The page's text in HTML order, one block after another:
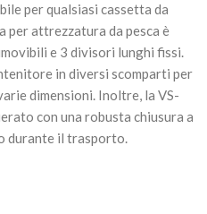
per qualsiasi cassetta da
per attrezzatura da pesca è
e 3 divisori lunghi fissi.
in diversi scomparti per
dimensioni. Inoltre, la VS-
con una robusta chiusura a
durante il trasporto.